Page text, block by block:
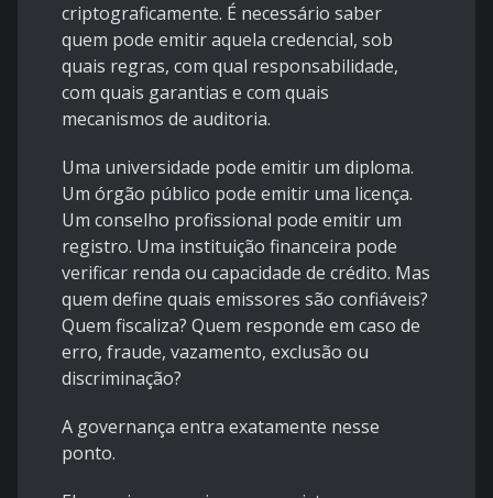
criptograficamente. É necessário saber
quem pode emitir aquela credencial, sob
quais regras, com qual responsabilidade,
com quais garantias e com quais
mecanismos de auditoria.
Uma universidade pode emitir um diploma.
Um órgão público pode emitir uma licença.
Um conselho profissional pode emitir um
registro. Uma instituição financeira pode
verificar renda ou capacidade de crédito. Mas
quem define quais emissores são confiáveis?
Quem fiscaliza? Quem responde em caso de
erro, fraude, vazamento, exclusão ou
discriminação?
A governança entra exatamente nesse
ponto.